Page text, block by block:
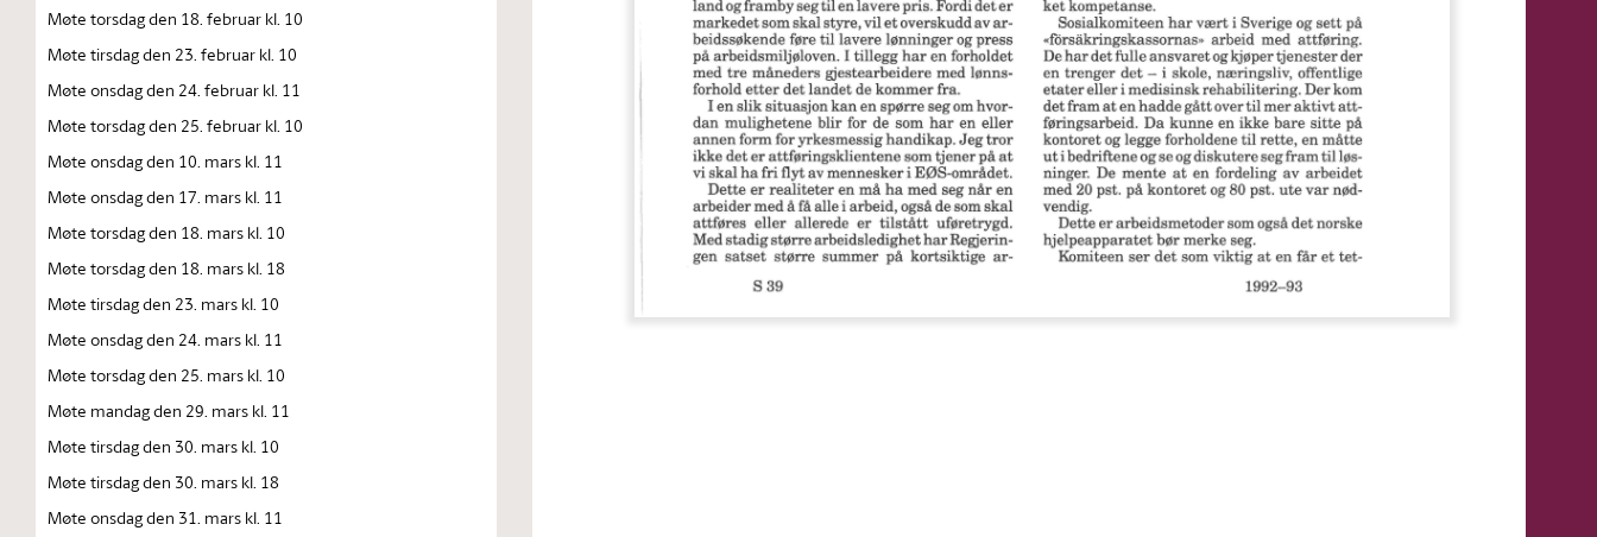
Møte torsdag den 18. februar kl. 10
Møte tirsdag den 23. februar kl. 10
Møte onsdag den 24. februar kl. 11
Møte torsdag den 25. februar kl. 10
Møte onsdag den 10. mars kl. 11
Møte onsdag den 17. mars kl. 11
Møte torsdag den 18. mars kl. 10
Møte torsdag den 18. mars kl. 18
Møte tirsdag den 23. mars kl. 10
Møte onsdag den 24. mars kl. 11
Møte torsdag den 25. mars kl. 10
Møte mandag den 29. mars kl. 11
Møte tirsdag den 30. mars kl. 10
Møte tirsdag den 30. mars kl. 18
Møte onsdag den 31. mars kl. 11